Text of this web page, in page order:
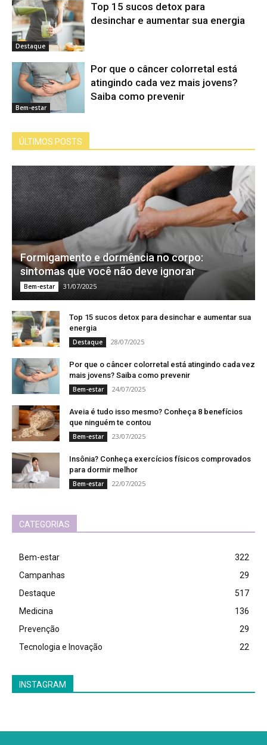
Destaque
Top 15 sucos detox para
desinchar e aumentar sua energia
Bem-estar
Por que o câncer colorretal está
atingindo cada vez mais jovens?
Saiba como prevenir
ÚLTIMOS POSTS
Formigamento e dormência no corpo:
sintomas que você não deve ignorar
Bem-estar 31/07/2025
Top 15 sucos detox para desinchar e aumentar sua
energia
Destaque 28/07/2025
Por que o câncer colorretal está atingindo cada vez
mais jovens? Saiba como prevenir
Bem-estar 24/07/2025
Aveia é tudo isso mesmo? Conheça 8 benefícios
que ninguém te contou
Bem-estar 23/07/2025
Insônia? Conheça exercícios físicos comprovados
para dormir melhor
Bem-estar 22/07/2025
CATEGORIAS
Bem-estar
322
Campanhas
29
Destaque
517
Medicina
136
Prevenção
29
Tecnologia e Inovação
22
INSTAGRAM